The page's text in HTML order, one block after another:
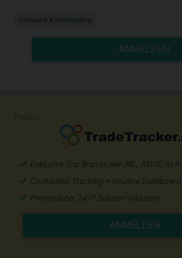
Domains & Webhosting
ANMELDEN
Exklusive Top Brands wie JBL, ASUS,
Cookieless Tracking + intuitive
Persönlicher 24/7 Support inklusive
ANMELDEN